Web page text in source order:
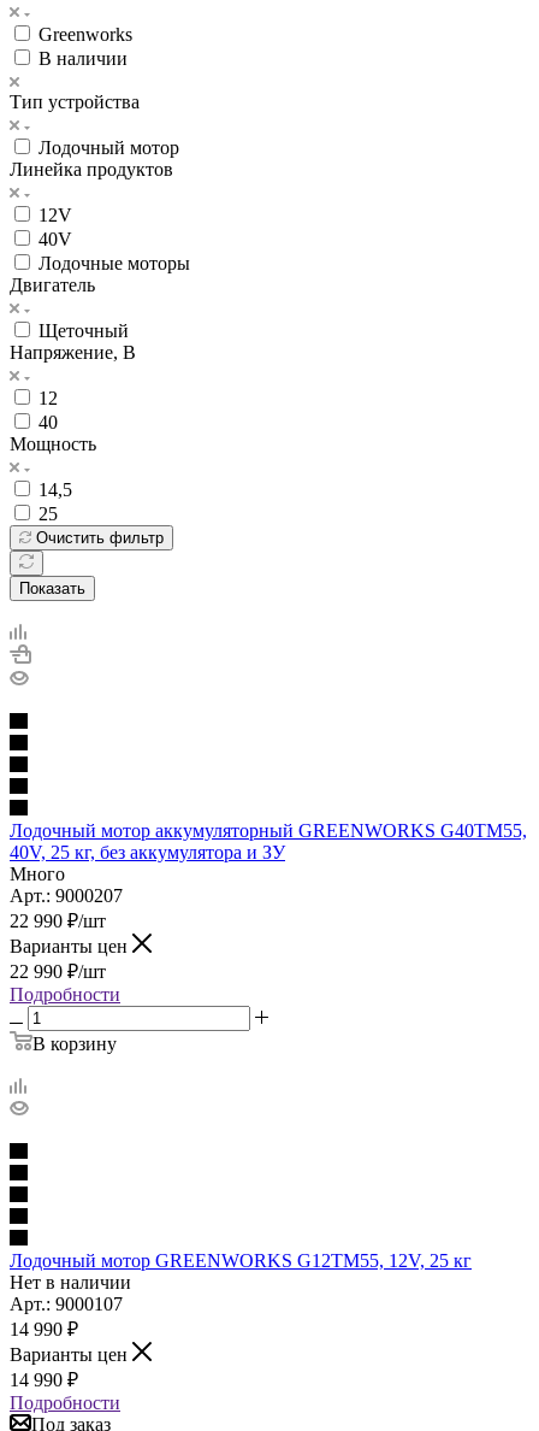
Greenworks
В наличии
Тип устройства
Лодочный мотор
Линейка продуктов
12V
40V
Лодочные моторы
Двигатель
Щеточный
Напряжение, В
12
40
Мощность
14,5
25
Очистить фильтр
Показать
Лодочный мотор аккумуляторный GREENWORKS G40TM55,
40V, 25 кг, без аккумулятора и ЗУ
Много
Арт.: 9000207
22 990 ₽/шт
Варианты цен
22 990 ₽/шт
Подробности
В корзину
Лодочный мотор GREENWORKS G12TM55, 12V, 25 кг
Нет в наличии
Арт.: 9000107
14 990 ₽
Варианты цен
14 990 ₽
Подробности
Под заказ